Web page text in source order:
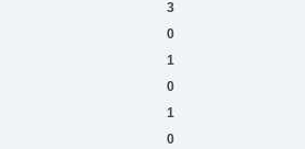
3
0
1
0
1
0